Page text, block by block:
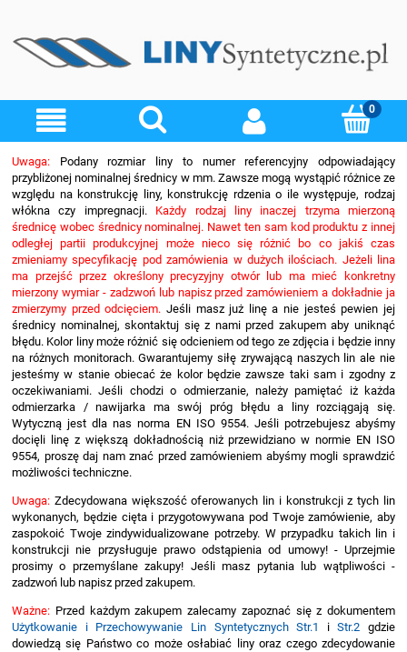
Uwaga: Podany rozmiar liny to numer referencyjny odpowiadający
przybliżonej nominalnej średnicy w mm. Zawsze mogą wystąpić różnice ze
względu na konstrukcję liny, konstrukcję rdzenia o ile występuje, rodzaj
włókna czy impregnacji.Każdy rodzaj liny inaczej trzyma mierzoną
średnicę wobec średnicy nominalnej. Nawet ten sam kod produktu z innej
odległej partii produkcyjnej może nieco się różnić bo co jakiś czas
zmieniamy specyfikację pod zamówienia w dużych ilościach. Jeżeli lina
ma przejść przez określony precyzyjny otwór lub ma mieć konkretny
mierzony wymiar - zadzwoń lub napisz przed zamówieniem a dokładnie ja
zmierzymy przed odcięciem. Jeśli masz już linę a nie jesteś pewien jej
średnicy nominalnej, skontaktuj się z nami przed zakupem aby uniknąć
błędu. Kolor liny może różnić się odcieniem od tego ze zdjęcia i będzie inny
na różnych monitorach. Gwarantujemy siłę zrywającą naszych lin ale nie
jesteśmy w stanie obiecać że kolor będzie zawsze taki sam i zgodny z
oczekiwaniami. Jeśli chodzi o odmierzanie, należy pamiętać iż każda
odmierzarka / nawijarka ma swój próg błędu a liny rozciągają się.
Wytyczną jest dla nas norma EN ISO 9554. Jeśli potrzebujesz abyśmy
docięli linę z większą dokładnością niż przewidziano w normie EN ISO
9554, proszę daj nam znać przed zamówieniem abyśmy mogli sprawdzić
możliwości techniczne.
Uwaga: Zdecydowana większość oferowanych lin i konstrukcji z tych lin
wykonanych, będzie cięta i przygotowywana pod Twoje zamówienie, aby
zaspokoić Twoje zindywidualizowane potrzeby. W przypadku takich lin i
konstrukcji nie przysługuje prawo odstąpienia od umowy! - Uprzejmie
prosimy o przemyślane zakupy! Jeśli masz pytania lub wątpliwości -
zadzwoń lub napisz przed zakupem.
Ważne: Przed każdym zakupem zalecamy zapoznać się z dokumentem
Użytkowanie i Przechowywanie Lin Syntetycznych Str.1
iStr.2 gdzie
dowiedzą się Państwo co może osłabiać liny oraz czego zdecydowanie